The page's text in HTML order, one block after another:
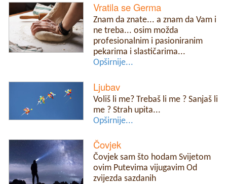
Vratila se Germa
Znam da znate... a znam da Vam i
ne treba... osim možda
profesionalnim i pasioniranim
pekarima i slastičarima...
Opširnije...
Ljubav
Voliš li me? Trebaš li me ? Sanjaš li
me ? Strah upita...
Opširnije...
Čovjek
Čovjek sam što hodam Svijetom
ovim Putevima vijugavim Od
zvijezda sazdanih